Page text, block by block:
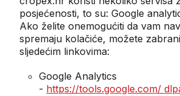
posjećenosti, to su: Google
Ako želite onemogućiti da vam
spremaju kolačiće, možete
sljedećim linkovima:
Google Analytics
- https://tools.google.com/